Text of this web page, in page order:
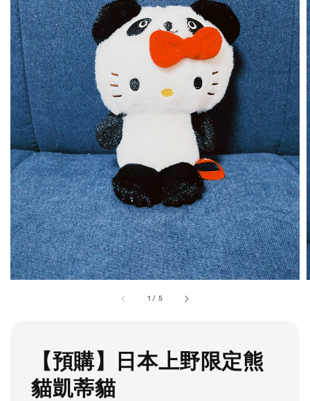
1 / 5
【預購】日本上野限定熊
貓凱蒂貓